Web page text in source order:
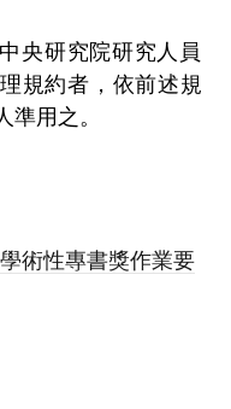
央研究院研究人員
規約者，依前述規
準用之。
術性專書獎作業要